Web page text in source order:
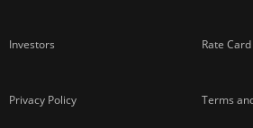
Investors Rate Card
Privacy Policy Terms